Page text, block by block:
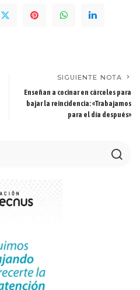
SIGUIENTE NOTA
Enseñan a cocinar en cárceles para
bajar la reincidencia: «Trabajamos
para el día después»